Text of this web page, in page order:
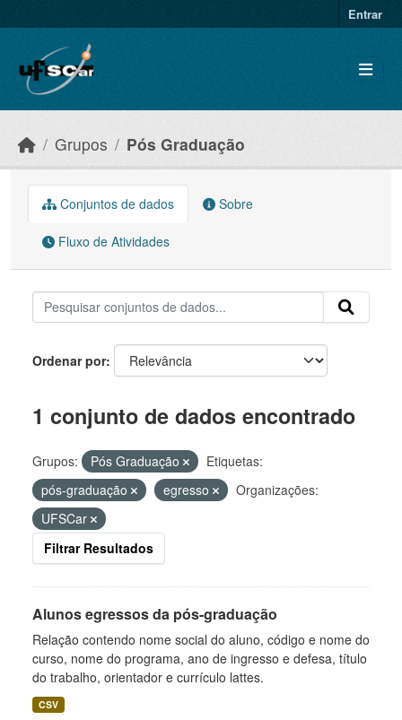
Entrar
Grupos Pós Graduação
Conjuntos de dados Sobre
Fluxo de Atividades
Ordenar por
1 conjunto de dados encontrado
Grupos: Pós Graduação
Etiquetas:
pós-graduação
egresso
Organizações:
UFSCar
Filtrar Resultados
Alunos egressos da pós-graduação
Relação contendo nome social do aluno, código e nome do
curso, nome do programa, ano de ingresso e defesa, título
do trabalho, orientador e currículo lattes.
CSV